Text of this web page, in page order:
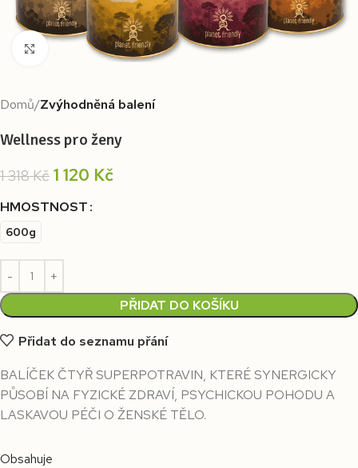
Kliknutím zvětšíte
Domů Zvýhodněná balení
Wellness pro ženy
1 318Kč 1 120 Kč
HMOSTNOST
600g
PŘIDAT DO KOŠÍKU
Přidat do seznamu přání
BALÍČEK ČTYŘ SUPERPOTRAVIN, KTERÉ SYNERGICKY
PŮSOBÍ NA FYZICKÉ ZDRAVÍ, PSYCHICKOU POHODU A
LASKAVOU PÉČI O ŽENSKÉ TĚLO.
Obsahuje